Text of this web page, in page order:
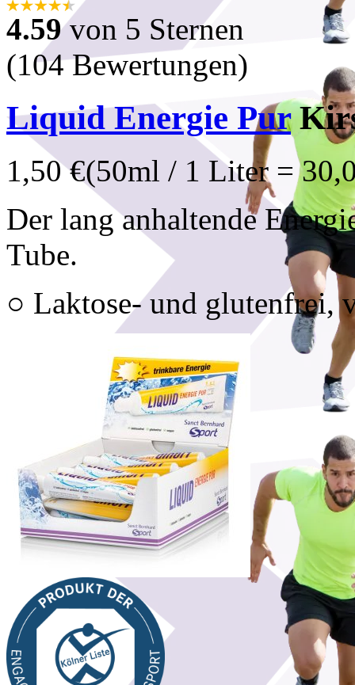
4.59von 5 Sternen
(104 Bewertungen)
Liquid Energie Pur
1,50 €(50ml / 1 Liter =
Der lang anhaltende
Tube.
○ Laktose- und glutenfrei,